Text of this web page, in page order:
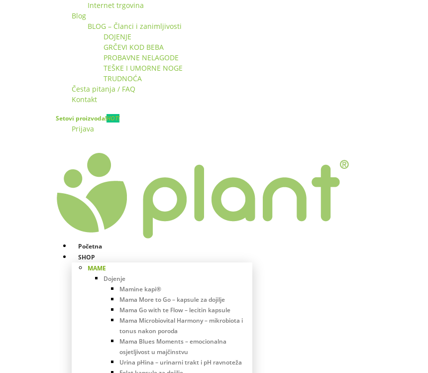
Internet trgovina
Blog
BLOG – Članci i zanimljivosti
DOJENJE
GRČEVI KOD BEBA
PROBAVNE NELAGODE
TEŠKE I UMORNE NOGE
TRUDNOĆA
Česta pitanja / FAQ
Kontakt
Setovi proizvoda!HOT!
Prijava
Početna
SHOP
MAME
Dojenje
Mamine kapi®
Mama More to Go – kapsule za dojilje
Mama Go with te Flow – lecitin kapsule
Mama Microbiovital Harmony – mikrobiota i
tonus nakon poroda
Mama Blues Moments – emocionalna
osjetljivost u majčinstvu
Urina pHina – urinarni trakt i pH ravnoteža